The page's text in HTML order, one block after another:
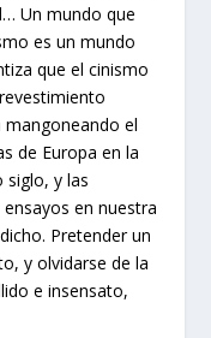
Un mundo que
es un mundo
que el cinismo
el
de Europa en la
siglo, y las
en nuestra
Pretender un
y olvidarse de la
e insensato,